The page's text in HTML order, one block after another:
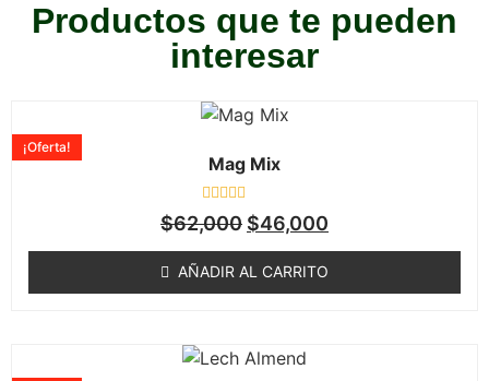
Productos que te pueden
interesar
Mag Mix
Valorado
en
de
5
¡Oferta!
$62,000 $46,000
AÑADIR AL CARRITO